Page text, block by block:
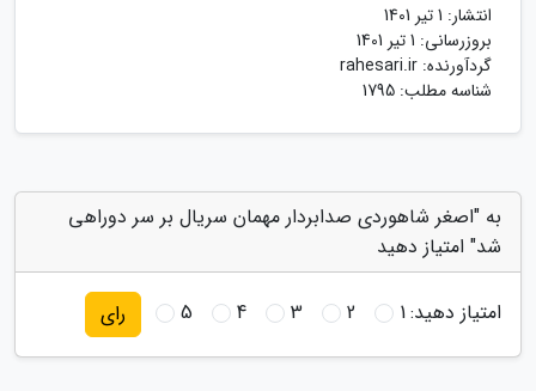
انتشار: 1 تیر 1401
بروزرسانی: 1 تیر 1401
گردآورنده: rahesari.ir
شناسه مطلب: 1795
به "اصغر شاهوردی صدابردار مهمان سریال بر سر دوراهی
شد" امتیاز دهید
امتیاز دهید:1
2
3
4
5 رای